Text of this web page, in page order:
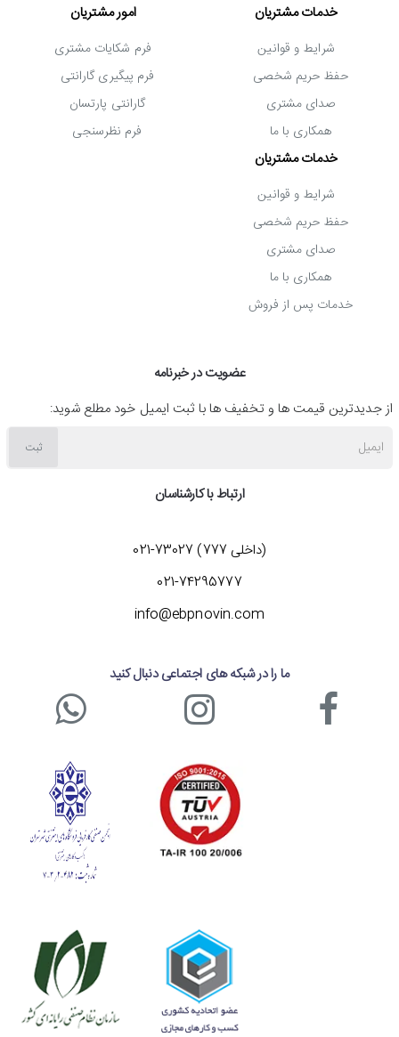
خدمات مشتریان
شرایط و قوانین
حفظ حریم شخصی
صدای مشتری
همکاری با ما
امور مشتریان
فرم شکایات مشتری
فرم پیگیری گارانتی
گارانتی پارتسان
فرم نظرسنجی
خدمات مشتریان
شرایط و قوانین
حفظ حریم شخصی
صدای مشتری
همکاری با ما
خدمات پس از فروش
عضویت در خبرنامه
از جدیدترین قیمت ها و تخفیف ها با ثبت ایمیل خود مطلع شوید:
ایمیل ثبت
ارتباط با کارشناسان
(داخلی 777) 73027-021
021-74295777
info@ebpnovin.com
ما را در شبکه های اجتماعی دنبال کنید